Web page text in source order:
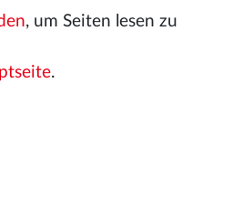
, um Seiten lesen zu
.